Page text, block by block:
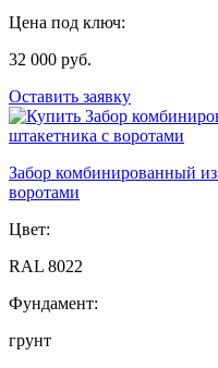
Цена под ключ:
32 000 руб.
Оставить заявку
Забор комбинированный
воротами
Цвет:
RAL 8022
Фундамент:
грунт